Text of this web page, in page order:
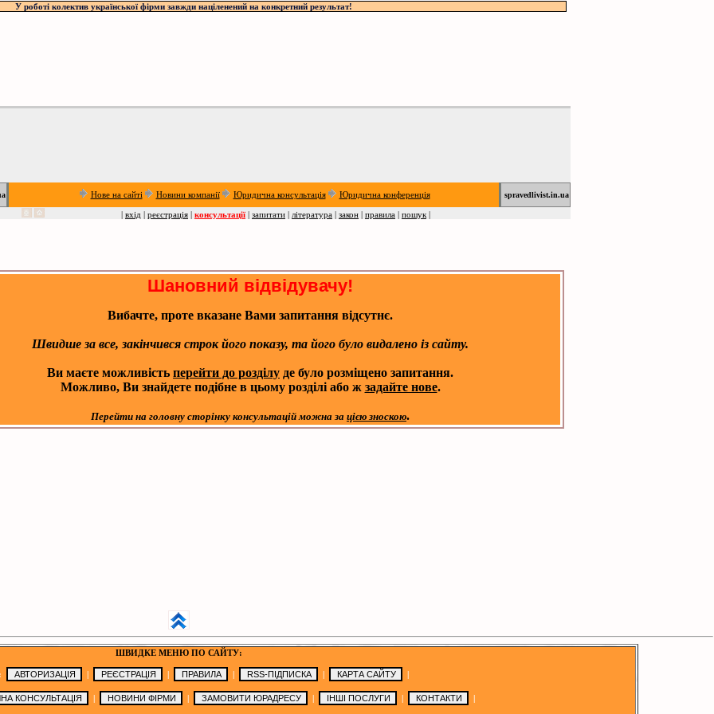
У роботі колектив української фірми завжди націленений на конкретний результат!
Нове на сайті Новини компанії Юридична консультація Юридична конференція spravedlivist.in.ua
| вхід | реєстрація | консультації | запитати | література | закон | правила | пошук |
Шановний відвідувачу!
Вибачте, проте вказане Вами запитання відсутнє.
Швидше за все, закінчився строк його показу, та його було видалено із сайту.
Ви маєте можливість перейти до розділу де було розміщено запитання.
Можливо, Ви знайдете подібне в цьому розділі або ж задайте нове.
Перейти на головну сторінку консультацій можна за цією зноскою.
ШВИДКЕ МЕНЮ ПО САЙТУ:
| | | | |
| | | | |